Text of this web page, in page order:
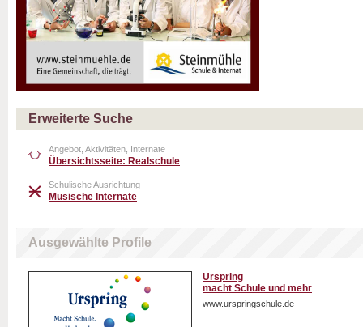
Erweiterte Suche
Angebot, Aktivitäten, Internate
Übersichtsseite: Realschule
Schulische Ausrichtung
Musische Internate
Ausgewählte Profile
Urspring
macht Schule und mehr
www.urspringschule.de